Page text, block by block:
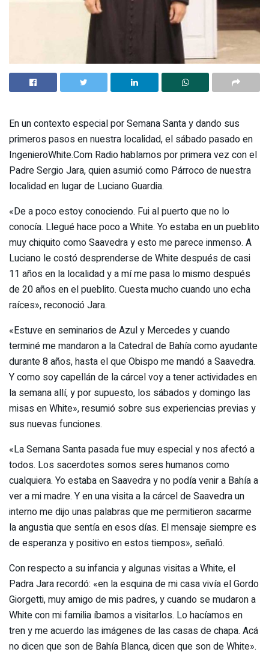
En un contexto especial por Semana Santa y dando sus
primeros pasos en nuestra localidad, el sábado pasado en
IngenieroWhite.Com Radio hablamos por primera vez con el
Padre Sergio Jara, quien asumió como Párroco de nuestra
localidad en lugar de Luciano Guardia.
«De a poco estoy conociendo. Fui al puerto que no lo
conocía. Llegué hace poco a White. Yo estaba en un pueblito
muy chiquito como Saavedra y esto me parece inmenso. A
Luciano le costó desprenderse de White después de casi
11 años en la localidad y a mí me pasa lo mismo después
de 20 años en el pueblito. Cuesta mucho cuando uno echa
raíces», reconoció Jara.
«Estuve en seminarios de Azul y Mercedes y cuando
terminé me mandaron a la Catedral de Bahía como ayudante
durante 8 años, hasta el que Obispo me mandó a Saavedra.
Y como soy capellán de la cárcel voy a tener actividades en
la semana allí, y por supuesto, los sábados y domingo las
misas en White», resumió sobre sus experiencias previas y
sus nuevas funciones.
«La Semana Santa pasada fue muy especial y nos afectó a
todos. Los sacerdotes somos seres humanos como
cualquiera. Yo estaba en Saavedra y no podía venir a Bahía a
ver a mi madre. Y en una visita a la cárcel de Saavedra un
interno me dijo unas palabras que me permitieron sacarme
la angustia que sentía en esos días. El mensaje siempre es
de esperanza y positivo en estos tiempos», señaló.
Con respecto a su infancia y algunas visitas a White, el
Padra Jara recordó: «en la esquina de mi casa vivía el Gordo
Giorgetti, muy amigo de mis padres, y cuando se mudaron a
White con mi familia íbamos a visitarlos. Lo hacíamos en
tren y me acuerdo las imágenes de las casas de chapa. Acá
no dicen que son de Bahía Blanca, dicen que son de White».